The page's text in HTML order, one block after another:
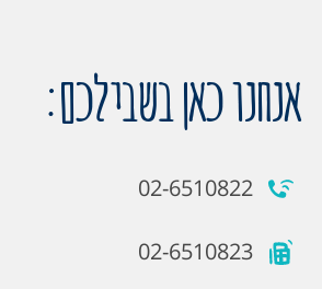
אנחנו כאן בשבילכם:
02-6510822
02-6510823